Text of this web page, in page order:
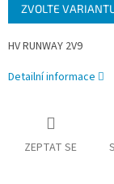
cena:
ZVOLTE
HV RUNWAY 2V9
Detailní informace
ZEPTAT SE